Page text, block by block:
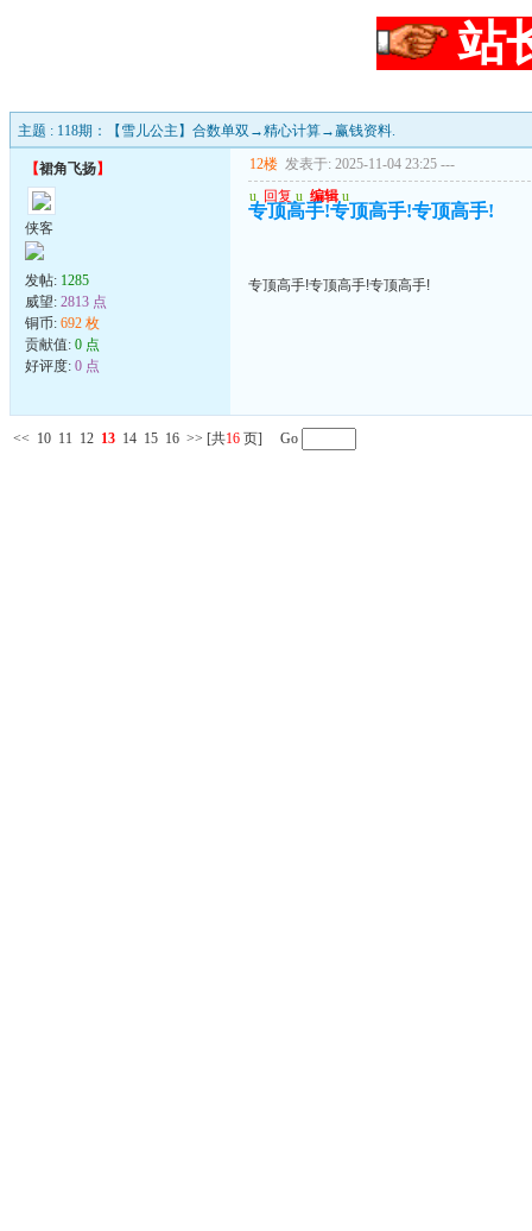
站
主题 : 118期：【雪儿公主】合数单双→精心计算→赢钱资料.
【裙角飞扬】
侠客
发帖: 1285
威望: 2813 点
铜币: 692 枚
贡献值: 0 点
好评度: 0 点
12楼 发表于: 2025-11-04 23:25 ---
u 回复 u 编辑 u
专顶高手!专顶高手!专顶高手!
专顶高手!专顶高手!专顶高手!
<< 10 11 12 13 14 15 16 >> [共16 页] Go